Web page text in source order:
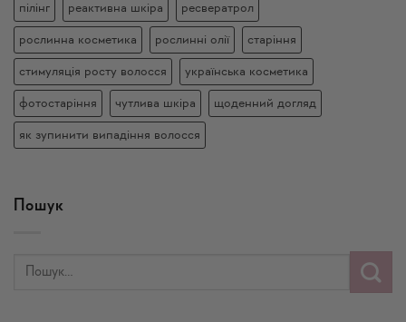
пілінг реактивна шкіра ресвератрол
рослинна косметика рослинні олії старіння
стимуляція росту волосся українська косметика
фотостаріння чутлива шкіра щоденний догляд
як зупинити випадіння волосся
Пошук